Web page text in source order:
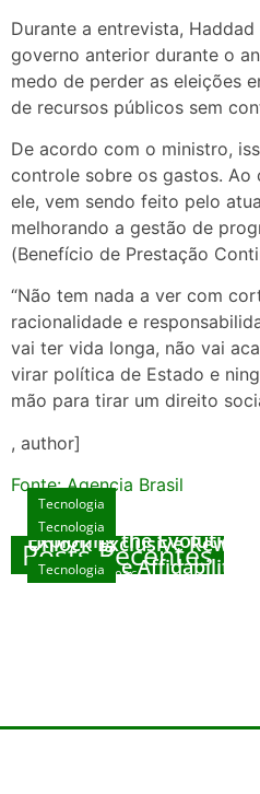
Durante a entrevista,
governo anterior durante o
medo de perder as eleições
de recursos públicos sem
De acordo com o ministro,
controle sobre os gastos. Ao
ele, vem sendo feito pelo
melhorando a gestão de
(Benefício de Prestação
“Não tem nada a ver com
racionalidade e
vai ter vida longa, não vai
virar política de Estado e
mão para tirar um direito
, author]
Fonte: Agencia Brasil
Posts Recentes
Tecnologia
Exploring the Evolution
agosto 7, 2026
Tecnologia
Unlock Exclusive
House
Tecnologia
Sicurezza e Affidabilità
Wares
Tecnologia